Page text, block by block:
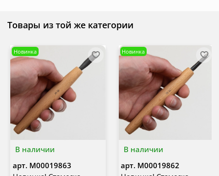
Товары из той же категории
В наличии
Новинка
арт. М00019863
В наличии
Новинка
арт. М00019862